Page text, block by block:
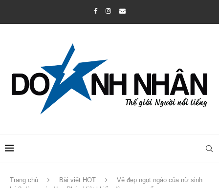
Trang chủ Bài viết HOT
Vẻ đẹp ngọt ngào của nữ sinh